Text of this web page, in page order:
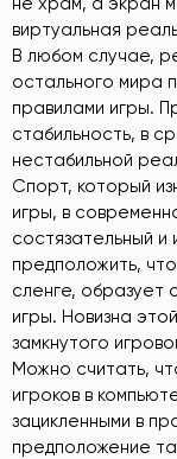
виртуальная
В любом случае,
остального мира
правилами игры.
стабильность, в
нестабильной
Спорт, который
игры, в
состязательный
предположить,
сленге, образует
игры. Новизна
замкнутого
Можно считать,
игроков в
зацикленными в
предположение